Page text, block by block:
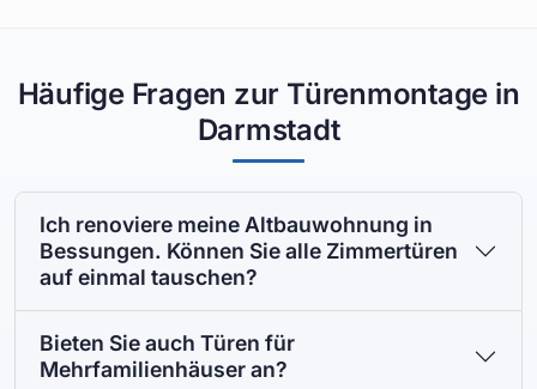
Häufige Fragen zur Türenmontage in
Darmstadt
Ich renoviere meine Altbauwohnung in
Bessungen. Können Sie alle Zimmertüren
auf einmal tauschen?
Bieten Sie auch Türen für
Mehrfamilienhäuser an?